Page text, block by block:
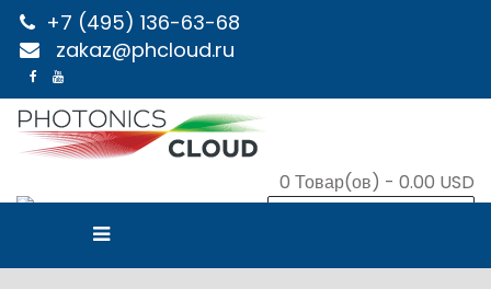
+7 (495) 136-63-68
zakaz@phcloud.ru
0 Товар(ов) - 0.00 USD